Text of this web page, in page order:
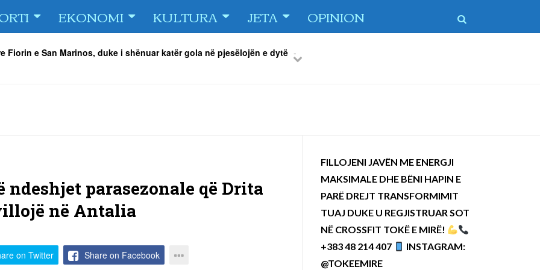
EKONOMI KULTURA JETA OPINION
Fiorin e San Marinos, duke i shënuar katër gola në pjesëlojën e dytë
Orhan Abdi -06/08/2026
këta lojtarë
PreviousNext
ndeshjet parasezonale që Drita
në Antalia
on Twitter Share on Facebook
FILLOJENI JAVËN ME ENERGJI
MAKSIMALE DHE BËNI HAPIN E
PARË DREJT TRANSFORMIMIT
TUAJ DUKE U REGJISTRUAR SOT
NË CROSSFIT TOKË E MIRË!
+383 48 214 407
INSTAGRAM:
@TOKEEMIRE